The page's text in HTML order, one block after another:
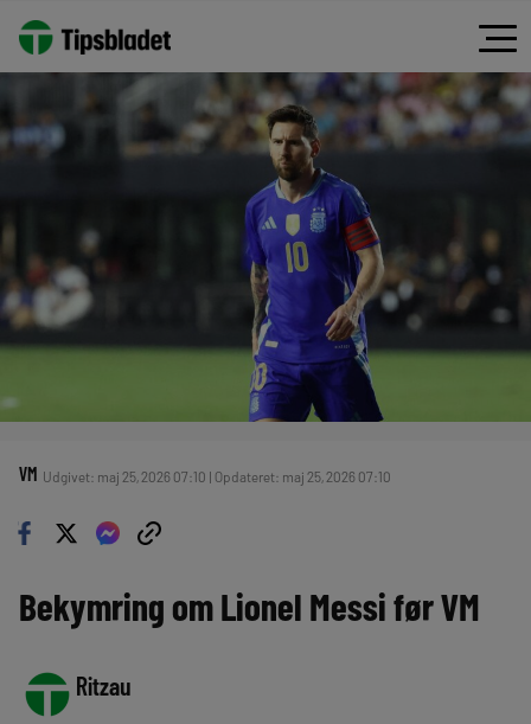
VM Udgivet: maj 25, 2026 07:10 | Opdateret: maj 25, 2026 07:10
Bekymring om Lionel Messi før VM
Ritzau